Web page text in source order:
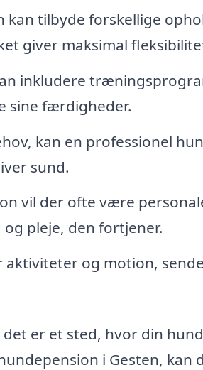
kan tilbyde forskellige
giver maksimal
inkludere
sine færdigheder.
kan en professionel
sund.
vil der ofte være
pleje, den fortjener.
og motion,
er et sted, hvor din
i Gesten, kan